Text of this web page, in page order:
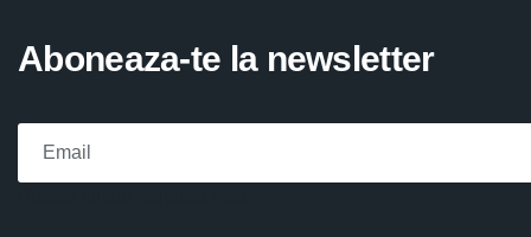
Aboneaza-te la newsletter